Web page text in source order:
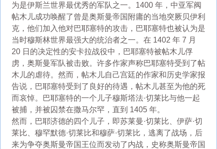
为是伊斯兰世界最优秀的军队之一。1400 年，中亚军阀
帖木儿成功唤醒了曾是奥斯曼帝国附庸的当地突厥贝伊利
克，他们加入他对巴耶塞特的攻击，巴耶塞特也被认为是
当时穆斯林世界最强大的统治者之一。在 1402 年 7 月
20 日的决定性的安卡拉战役中，巴耶塞特被帖木儿俘
虏，奥斯曼军队被击败。许多作家声称巴耶塞特受到了帖
木儿的虐待。然而，帖木儿自己宫廷的作家和历史学家报
告说，巴耶塞特受到了良好的待遇，帖木儿甚至为他的死
而哀悼。巴耶塞特的一个儿子穆斯塔法·切莱比与他一起
被捕，并被囚禁在撒马尔罕，直到 1405 年。
然而，巴耶济德的四个儿子，即苏莱曼·切莱比、伊萨·切
莱比、穆罕默德·切莱比和穆萨·切莱比，逃离了战场，后
来为争夺奥斯曼帝国王位而发动了内战，史称奥斯曼帝国